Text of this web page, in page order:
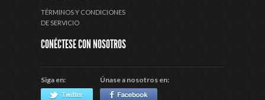
TÉRMINOS Y CONDICIONES
DE SERVICIO
CONÉCTESE CON NOSOTROS
Siga en: Únase a nosotros en: